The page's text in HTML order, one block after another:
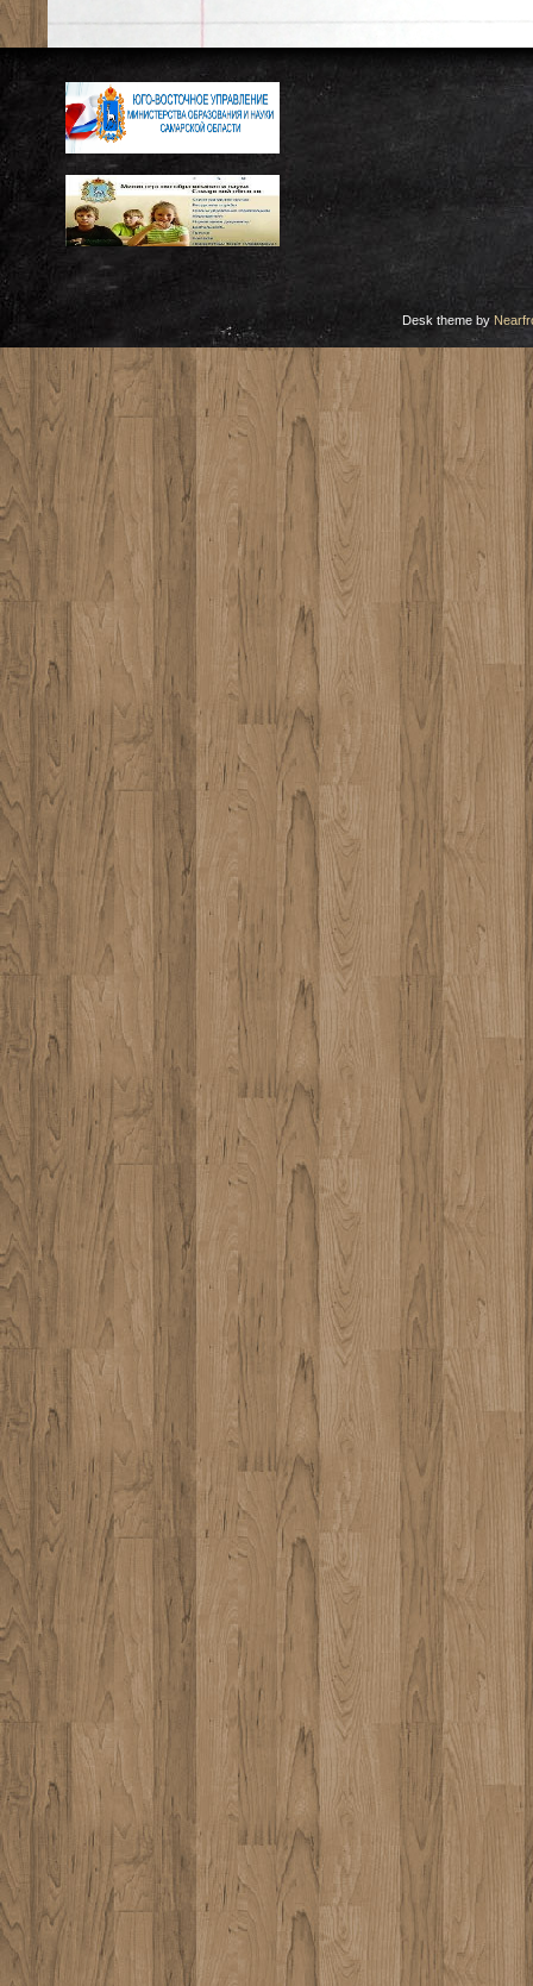
Desk theme by